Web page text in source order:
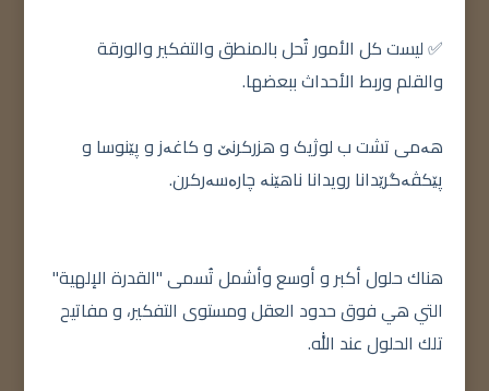
✅ ليست كل الأمور تُحل بالمنطق والتفكير والورقة
والقلم وربط الأحداث ببعضها.
هەمی تشت ب لوژیک و هزرکرنێ و کاغەز و پێنوسا و
پێکڤەگرێدانا رویدانا ناهێنە چارەسەرکرن.
هناك حلول أكبر و أوسع وأشمل تُسمى "القدرة الإلهية"
التي هي فوق حدود العقل ومستوى التفكير، و مفاتيح
تلك الحلول عند الله.